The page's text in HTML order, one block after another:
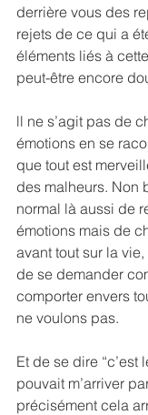
derrière vous des
rejets de ce qui a
éléments liés à
peut-être encore
ll ne s’agit pas de
émotions en se
que tout est
des malheurs. Non
normal là aussi de
émotions mais de
avant tout sur la
de se demander
comporter envers
ne voulons pas.
Et de se dire “c’est
pouvait m’arriver
précisément cela